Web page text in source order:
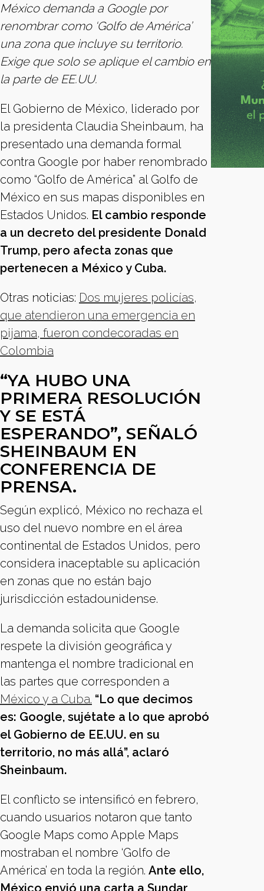
México demanda a Google por
renombrar como ‘Golfo de América’
una zona que incluye su territorio.
Exige que solo se aplique el cambio en
la parte de EE.UU.
El Gobierno de México, liderado por
la presidenta Claudia Sheinbaum, ha
presentado una demanda formal
contra Google por haber renombrado
como “Golfo de América” al Golfo de
México en sus mapas disponibles en
Estados Unidos. El cambio responde
a un decreto del presidente Donald
Trump, pero afecta zonas que
pertenecen a México y Cuba.
Otras noticias: Dos mujeres policías,
que atendieron una emergencia en
pijama, fueron condecoradas en
Colombia
“YA HUBO UNA
PRIMERA RESOLUCIÓN
Y SE ESTÁ
ESPERANDO”, SEÑALÓ
SHEINBAUM EN
CONFERENCIA DE
PRENSA.
Según explicó, México no rechaza el
uso del nuevo nombre en el área
continental de Estados Unidos, pero
considera inaceptable su aplicación
en zonas que no están bajo
jurisdicción estadounidense.
La demanda solicita que Google
respete la división geográfica y
mantenga el nombre tradicional en
las partes que corresponden a
México y a Cuba. “Lo que decimos
es: Google, sujétate a lo que aprobó
el Gobierno de EE.UU. en su
territorio, no más allá”, aclaró
Sheinbaum.
El conflicto se intensificó en febrero,
cuando usuarios notaron que tanto
Google Maps como Apple Maps
mostraban el nombre ‘Golfo de
América’ en toda la región. Ante ello,
México envió una carta a Sundar